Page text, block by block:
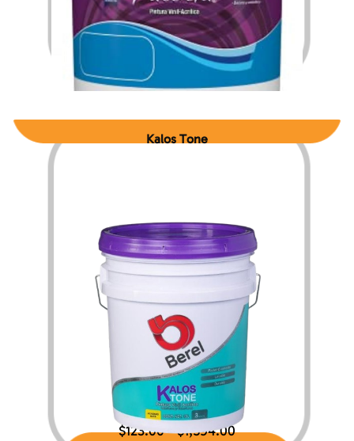
–$954.33
Kalos Tone
$123.00–$1,594.00